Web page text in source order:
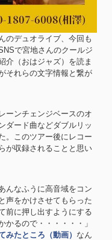
のデュオライブ、今回も
で宮地さんのクールジ
介（おはジャズ）を読ま
それらの文字情報と繋が
ーンチェンジベースのオ
ダード曲などダブルリッ
。このツアー後にレコー
が収録されることと思い
んなふうに高音域をコン
声をかけさせてもらった
前に押し出すようにする
かるので・・・・・・」
みたところ（動画） なん